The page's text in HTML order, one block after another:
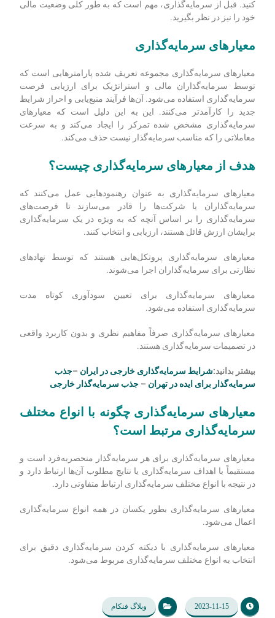
این به دلیل ماهیت پرنوسان سرمایه‌گذاری‌ها است، که می‌توانند از
نظر ارزش هم کاهش یابند – حتی اگر آن‌ها معمولاً بازده حساب‌های
پنج ساله یا بیشتر، زمان بیشتری برای خلاصی از هرگونه نوسانات
دارید. بنابراین، به‌عنوان یک قاعده، فقط باید سرمایه‌ای را
سرمایه‌گذاری کنید که بتوانید بدون آن حداقل برای آن مدت زندگی
کنید. قبل از سرمایه‌گذاری، مهم است که به طور کلی وضعیت مالی
خود را نیز در نظر بگیرید.
معیارهای سرمایه‌گذاری
معیارهای سرمایه‌گذاری مجموعه تعریف شده پارامترهایی است که
سرمایه‌گذاری استفاده می‌شود. آن‌ها فرآیند منبع‌یابی و احراز شرایط
جدید را کارآمدتر می‌کنند. این به این دلیل است که معیارهای
سرمایه‌گذاری مشخص شده تمرکز را ایجاد می‌کند و به سرعت
معاملاتی را که مناسب سرمایه‌گذار نیست حذف می‌کند.
هدف از معیارهای سرمایه‌گذاری چیست؟
سرمایه‌گذاران یا شرکت‌ها را قادر می‌سازند تا فرصت‌های
سرمایه‌گذاری را بر اساس آنچه که به ویژه در یک سرمایه‌گذاری
معیارهای سرمایه‌گذاری پروتکل‌هایی هستند که توسط نهادهای
معیارهای سرمایه‌گذاری برای تعیین سودآوری کوتاه مدت
معیارهای سرمایه‌گذاری صرفاً مفاهیم نظری و بدون کاربرد واقعی
در تصمیمات سرمایه‌گذاری هستند.
بیشتر بدانید:شرایط سرمایه‌گذاری خارجی در ایران–جذب
سرمایه‌گذار برای ایده در تهران–جذب سرمایه‌گذار خارجی
معیارهای سرمایه‌گذاری چگونه با انواع مختلف
سرمایه‌گذاری مرتبط است؟
معیارهای سرمایه‌گذاری برای هر سرمایه‌گذار منحصربه‌فرد است و
مستقیماً با اهداف سرمایه‌گذاری یا نتایج مطلوب آن‌ها ارتباط دارد و
معیارهای سرمایه‌گذاری بطور یکسان در همه انواع سرمایه‌گذاری
اعمال می‌شود.